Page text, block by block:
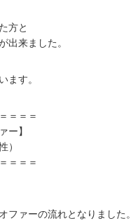
方と
出来ました。
ます。
＝＝＝
ー】
）
＝＝＝
ファーの流れとなりました。